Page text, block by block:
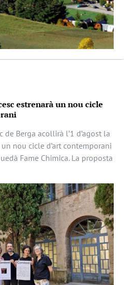
estrenarà un nou cicle
de Berga acollirà l’1 d’agost la
nou cicle d’art contemporani
Fame Chimica. La proposta